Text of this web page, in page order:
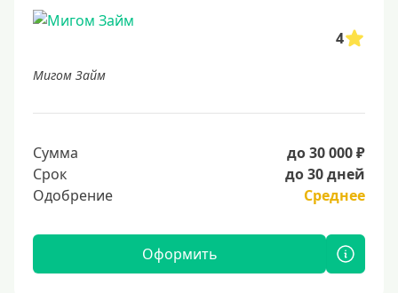
4
Мигом Займ
Сумма
до 30 000 ₽
Срок
до 30 дней
Одобрение
Среднее
Оформить